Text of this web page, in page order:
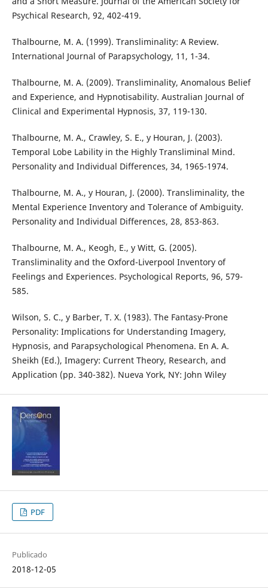
Psychical Research, 92, 402-419.
Thalbourne, M. A. (1999). Transliminality: A Review.
International Journal of Parapsychology, 11, 1-34.
Thalbourne, M. A. (2009). Transliminality, Anomalous Belief
and Experience, and Hypnotisability. Australian Journal of
Clinical and Experimental Hypnosis, 37, 119-130.
Thalbourne, M. A., Crawley, S. E., y Houran, J. (2003).
Temporal Lobe Lability in the Highly Transliminal Mind.
Personality and Individual Differences, 34, 1965-1974.
Thalbourne, M. A., y Houran, J. (2000). Transliminality, the
Mental Experience Inventory and Tolerance of Ambiguity.
Personality and Individual Differences, 28, 853-863.
Thalbourne, M. A., Keogh, E., y Witt, G. (2005).
Transliminality and the Oxford-Liverpool Inventory of
Feelings and Experiences. Psychological Reports, 96, 579-
585.
Wilson, S. C., y Barber, T. X. (1983). The Fantasy-Prone
Personality: Implications for Understanding Imagery,
Hypnosis, and Parapsychological Phenomena. En A. A.
Sheikh (Ed.), Imagery: Current Theory, Research, and
Application (pp. 340-382). Nueva York, NY: John Wiley
PDF
Publicado
2018-12-05